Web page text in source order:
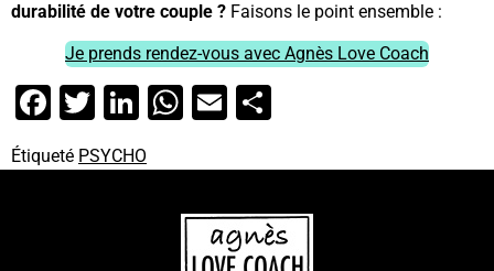
durabilité de votre couple ? Faisons le point ensemble :
Je prends rendez-vous avec Agnès Love Coach
Facebook
Twitter
LinkedIn
WhatsApp
Email
Étiqueté PSYCHO